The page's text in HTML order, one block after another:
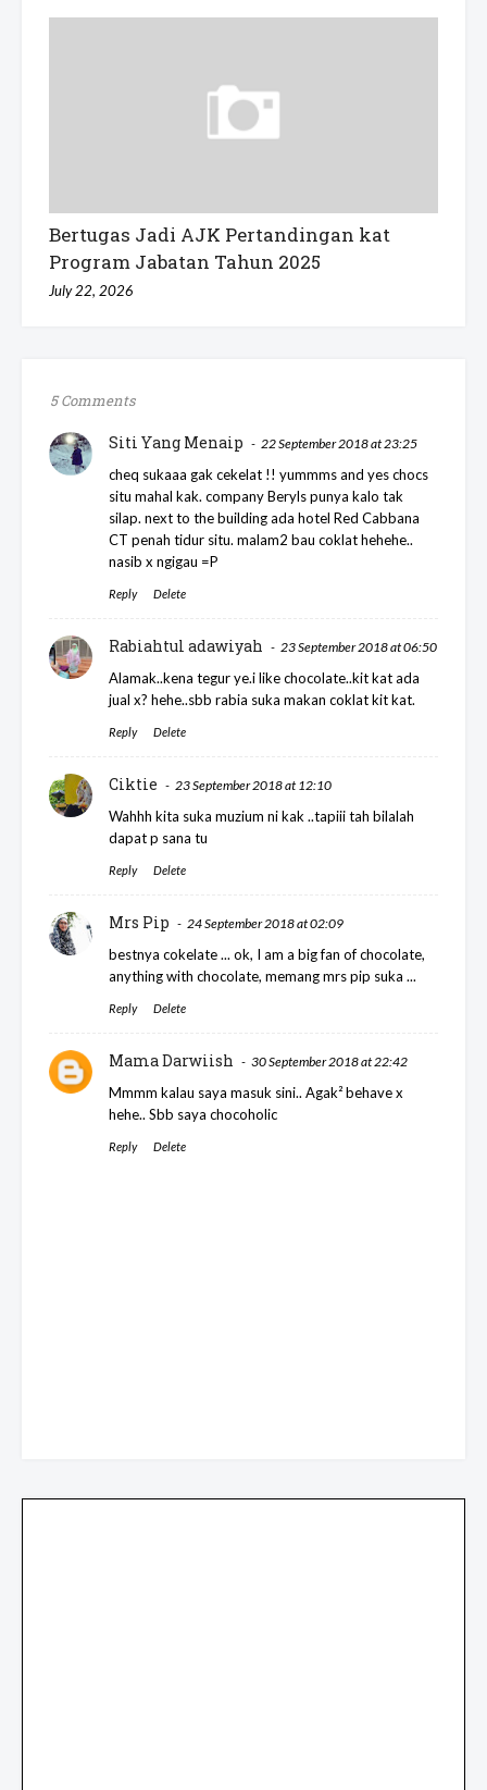
Bertugas Jadi AJK Pertandingan kat
Program Jabatan Tahun 2025
July 22, 2026
5 Comments
Siti Yang Menaip 22 September 2018 at 23:25
cheq sukaaa gak cekelat !! yummms and yes chocs
situ mahal kak. company Beryls punya kalo tak
silap. next to the building ada hotel Red Cabbana
CT penah tidur situ. malam2 bau coklat hehehe..
nasib x ngigau =P
Reply Delete
Rabiahtul adawiyah 23 September 2018 at 06:50
Alamak..kena tegur ye.i like chocolate..kit kat ada
jual x? hehe..sbb rabia suka makan coklat kit kat.
Reply Delete
Ciktie 23 September 2018 at 12:10
Wahhh kita suka muzium ni kak ..tapiii tah bilalah
dapat p sana tu
Reply Delete
Mrs Pip 24 September 2018 at 02:09
bestnya cokelate ... ok, I am a big fan of chocolate,
anything with chocolate, memang mrs pip suka ...
Reply Delete
Mama Darwiish 30 September 2018 at 22:42
Mmmm kalau saya masuk sini.. Agak² behave x
hehe.. Sbb saya chocoholic
Reply Delete